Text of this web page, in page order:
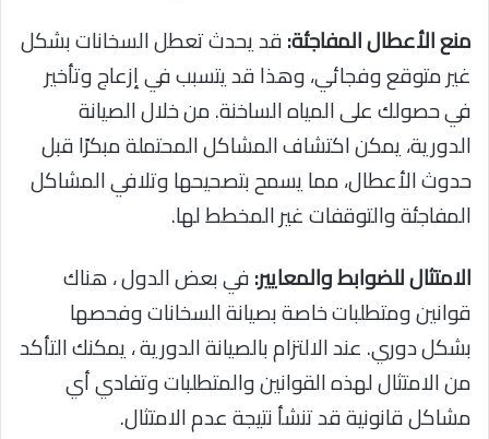
منع الأعطال المفاجئة:قد يحدث تعطل السخانات بشكل
غير متوقع وفجائي، وهذا قد يتسبب في إزعاج وتأخير
في حصولك على المياه الساخنة. من خلال الصيانة
الدورية، يمكن اكتشاف المشاكل المحتملة مبكرًا قبل
حدوث الأعطال، مما يسمح بتصحيحها وتلافي المشاكل
المفاجئة والتوقفات غير المخطط لها.
الامتثال للضوابط والمعايير:في بعض الدول ، هناك
قوانين ومتطلبات خاصة بصيانة السخانات وفحصها
بشكل دوري. عند الالتزام بالصيانة الدورية ، يمكنك التأكد
من الامتثال لهذه القوانين والمتطلبات وتفادي أي
مشاكل قانونية قد تنشأ نتيجة عدم الامتثال.